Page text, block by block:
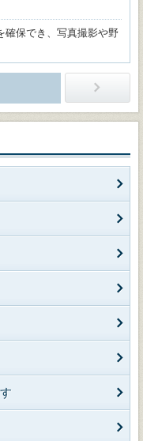
確保でき、写真撮影や野